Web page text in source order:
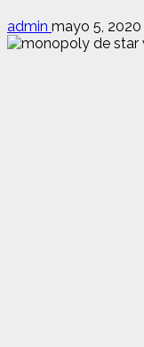
admin mayo 5, 2020